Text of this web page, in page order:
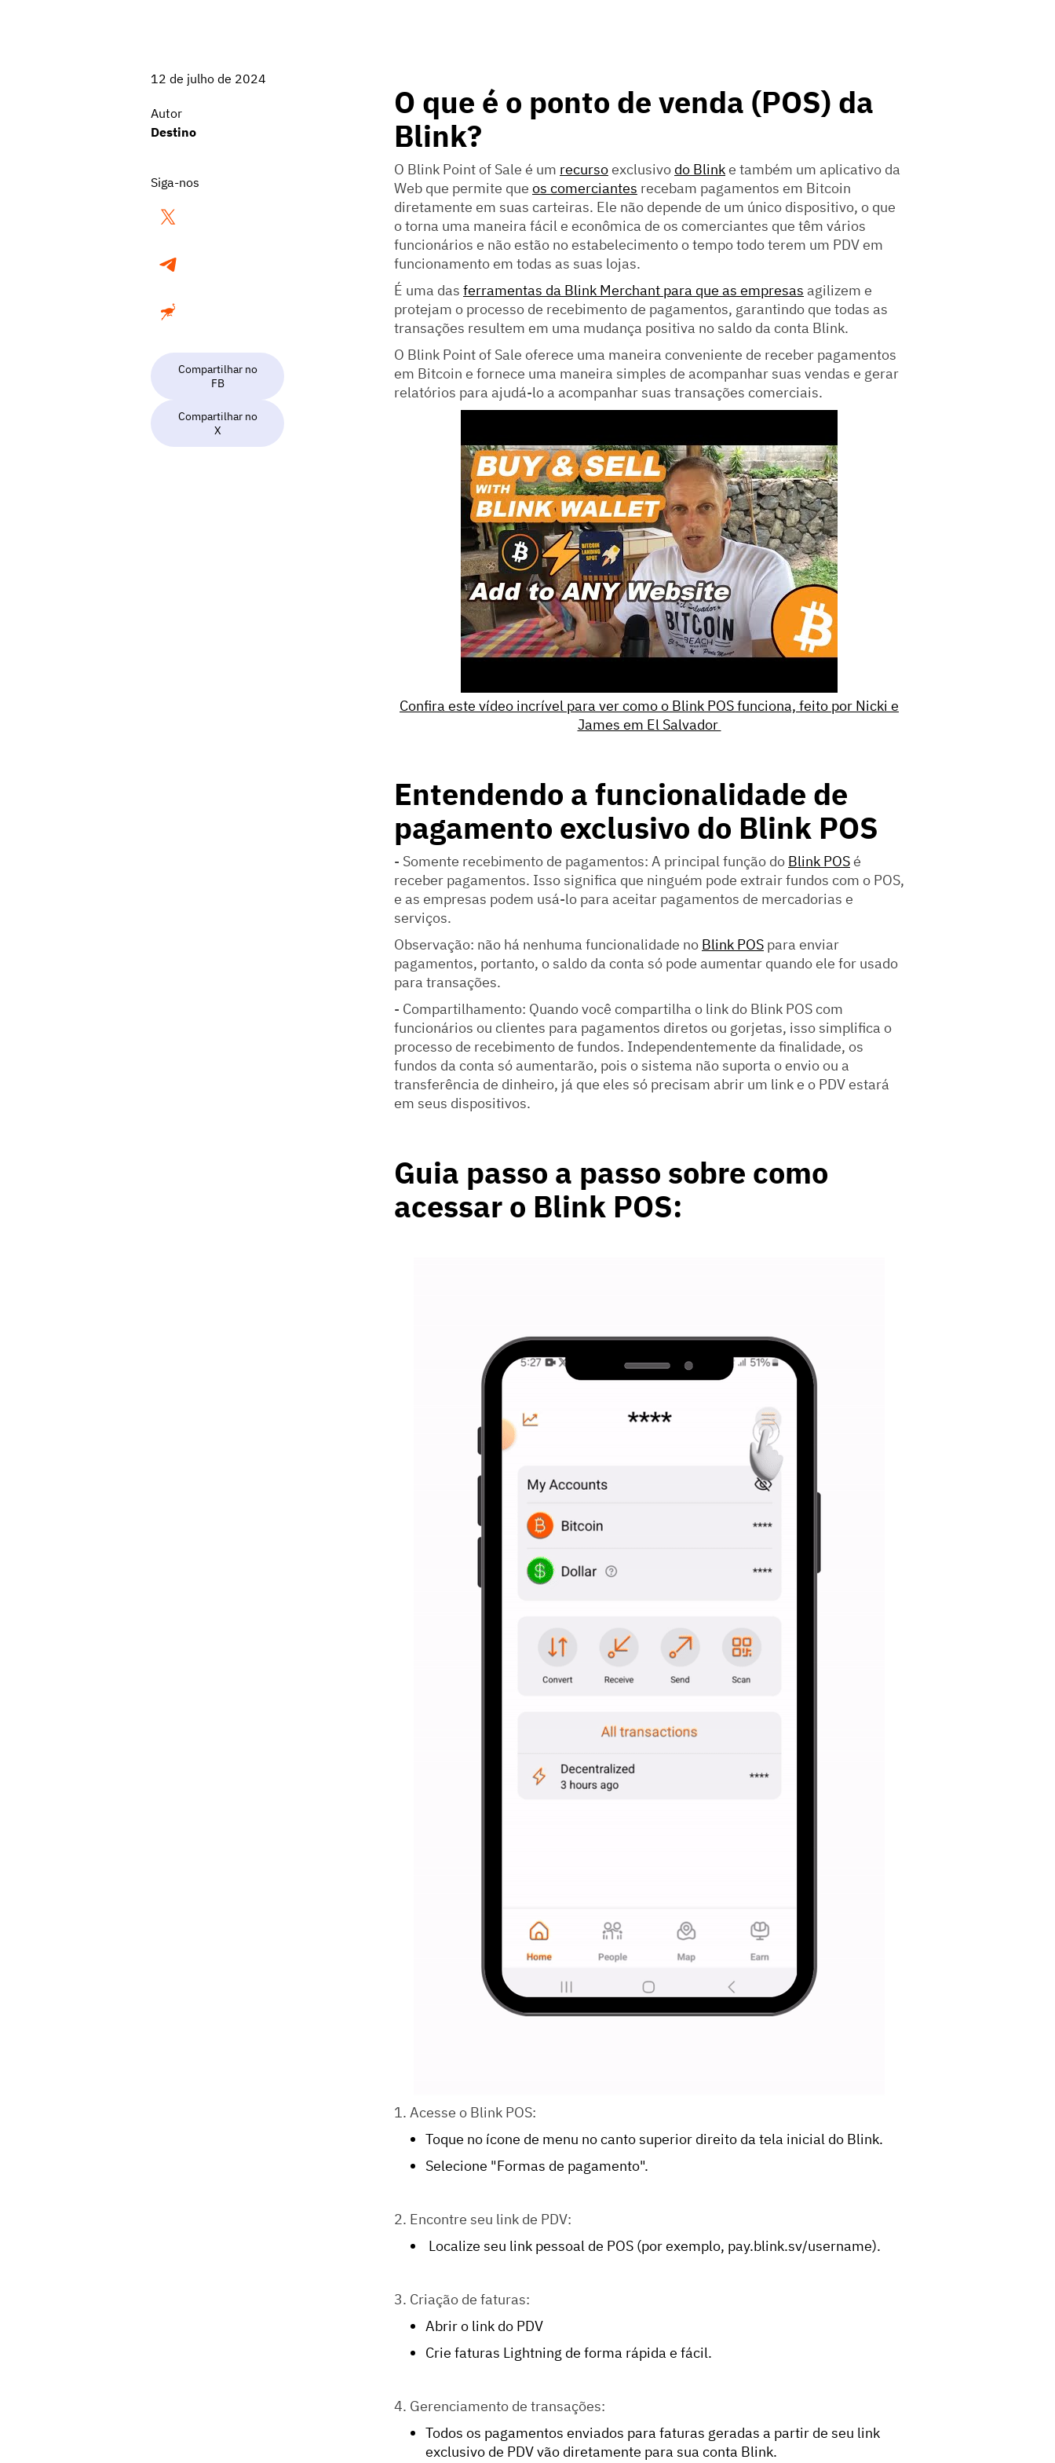
12 de julho de 2024
Autor
Destino
Siga-nos
Compartilhar no
FB
Compartilhar no
X
O que é o ponto de venda (POS) da
Blink?
O Blink Point of Sale é um recursoexclusivo do Blinke também um aplicativo da
Web que permite que os comerciantes recebam pagamentos em Bitcoin
diretamente em suas carteiras. Ele não depende de um único dispositivo, o que
o torna uma maneira fácil e econômica de os comerciantes que têm vários
funcionários e não estão no estabelecimento o tempo todo terem um PDV em
funcionamento em todas as suas lojas.
É uma das ferramentas da Blink Merchant para que as empresas agilizem e
protejam o processo de recebimento de pagamentos, garantindo que todas as
transações resultem em uma mudança positiva no saldo da conta Blink.
O Blink Point of Sale oferece uma maneira conveniente de receber pagamentos
em Bitcoin e fornece uma maneira simples de acompanhar suas vendas e gerar
relatórios para ajudá-lo a acompanhar suas transações comerciais.
Confira este vídeo incrível para ver como o Blink POS funciona, feito por Nicki e
James em El Salvador
Entendendo a funcionalidade de
pagamento exclusivo do Blink POS
- Somente recebimento de pagamentos: A principal função do Blink POSé
receber pagamentos. Isso significa que ninguém pode extrair fundos com o POS,
e as empresas podem usá-lo para aceitar pagamentos de mercadorias e
serviços.
Observação: não há nenhuma funcionalidade no Blink POS para enviar
pagamentos, portanto, o saldo da conta só pode aumentar quando ele for usado
para transações.
- Compartilhamento: Quando você compartilha o link do Blink POS com
funcionários ou clientes para pagamentos diretos ou gorjetas, isso simplifica o
processo de recebimento de fundos. Independentemente da finalidade, os
fundos da conta só aumentarão, pois o sistema não suporta o envio ou a
transferência de dinheiro, já que eles só precisam abrir um link e o PDV estará
em seus dispositivos.
Guia passo a passo sobre como
acessar o Blink POS:
1. Acesse o Blink POS:
Toque no ícone de menu no canto superior direito da tela inicial do Blink.
Selecione "Formas de pagamento".
2. Encontre seu link de PDV:
Localize seu link pessoal de POS (por exemplo, pay.blink.sv/username).
3. Criação de faturas:
Abrir o link do PDV
Crie faturas Lightning de forma rápida e fácil.
4. Gerenciamento de transações:
Todos os pagamentos enviados para faturas geradas a partir de seu link
exclusivo de PDV vão diretamente para sua conta Blink.